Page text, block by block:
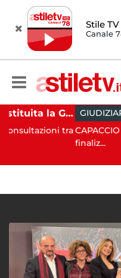
Stile
Canale
Capaccio Paestum, istituita la Guardia Medica Turistica presso il Psaut di Piazza Santini
tra
GIUDIZIARIA
CAPACCIO